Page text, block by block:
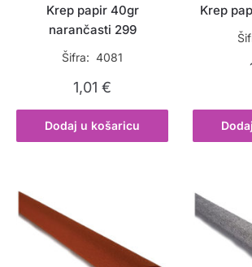
Krep papir 40gr
narančasti 299
Šifra: 4081
1,01€
Dodaj u košaricu
Krep